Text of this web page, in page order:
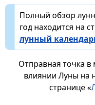
Полный обзор
год находится на
лунный
Отправная точка в
влиянии Луны на
странице «